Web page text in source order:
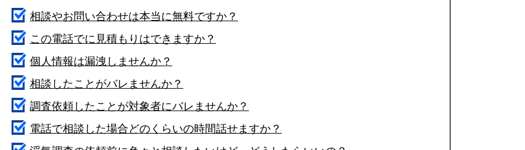
相談やお問い合わせは本当に無料ですか？
この電話でに見積もりはできますか？
個人情報は漏洩しませんか？
相談したことがバレませんか？
調査依頼したことが対象者にバレませんか？
電話で相談した場合どのくらいの時間話せますか？